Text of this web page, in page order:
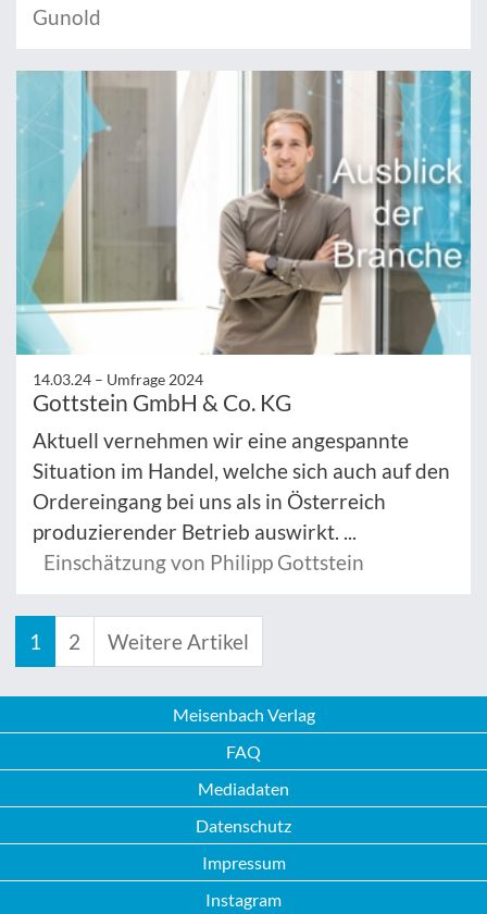
Gunold
14.03.24 – Umfrage 2024
Gottstein GmbH & Co. KG
Aktuell vernehmen wir eine angespannte
Situation im Handel, welche sich auch auf den
Ordereingang bei uns als in Österreich
produzierender Betrieb auswirkt. ...
Einschätzung von Philipp Gottstein
1 2 Weitere Artikel
Meisenbach Verlag
FAQ
Mediadaten
Datenschutz
Impressum
Instagram